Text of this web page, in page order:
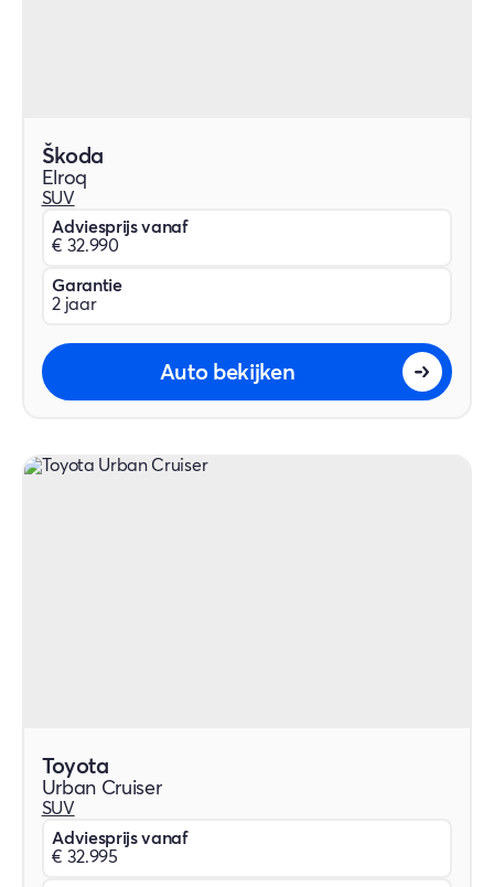
Škoda
Elroq
SUV
Adviesprijs vanaf
€ 32.990
Garantie
2 jaar
Auto bekijken
Toyota
Urban Cruiser
SUV
Adviesprijs vanaf
€ 32.995